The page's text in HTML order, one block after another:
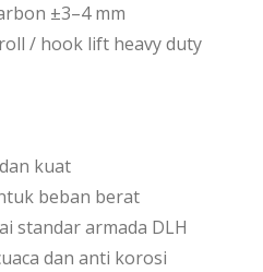
±3–4 mm
/ hook lift heavy duty
kuat
beban berat
standar armada DLH
dan anti korosi